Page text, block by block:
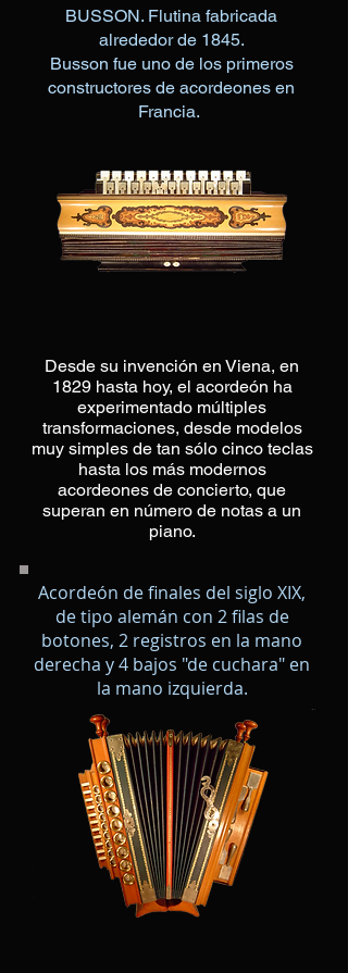
BUSSON. Flutina fabricada
alrededor de 1845.
Busson fue uno de los primeros
constructores de acordeones en
Francia.
Desde su invención en Viena, en
1829 hasta hoy, el acordeón ha
experimentado múltiples
transformaciones, desde modelos
muy simples de tan sólo cinco teclas
hasta los más modernos
acordeones de concierto, que
superan en número de notas a un
piano.
Acordeón de finales del siglo XIX,
de tipo alemán con 2 filas de
botones, 2 registros en la mano
derecha y 4 bajos "de cuchara" en
la mano izquierda.